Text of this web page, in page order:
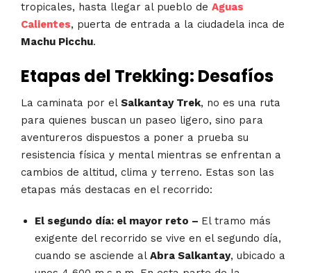
tropicales, hasta llegar al pueblo de Aguas
Calientes, puerta de entrada a la ciudadela inca de
Machu Picchu.
Etapas del Trekking: Desafíos
La caminata por el Salkantay Trek, no es una ruta
para quienes buscan un paseo ligero, sino para
aventureros dispuestos a poner a prueba su
resistencia física y mental mientras se enfrentan a
cambios de altitud, clima y terreno. Estas son las
etapas más destacas en el recorrido:
El segundo día: el mayor reto – El tramo más
exigente del recorrido se vive en el segundo día,
cuando se asciende al Abra Salkantay, ubicado a